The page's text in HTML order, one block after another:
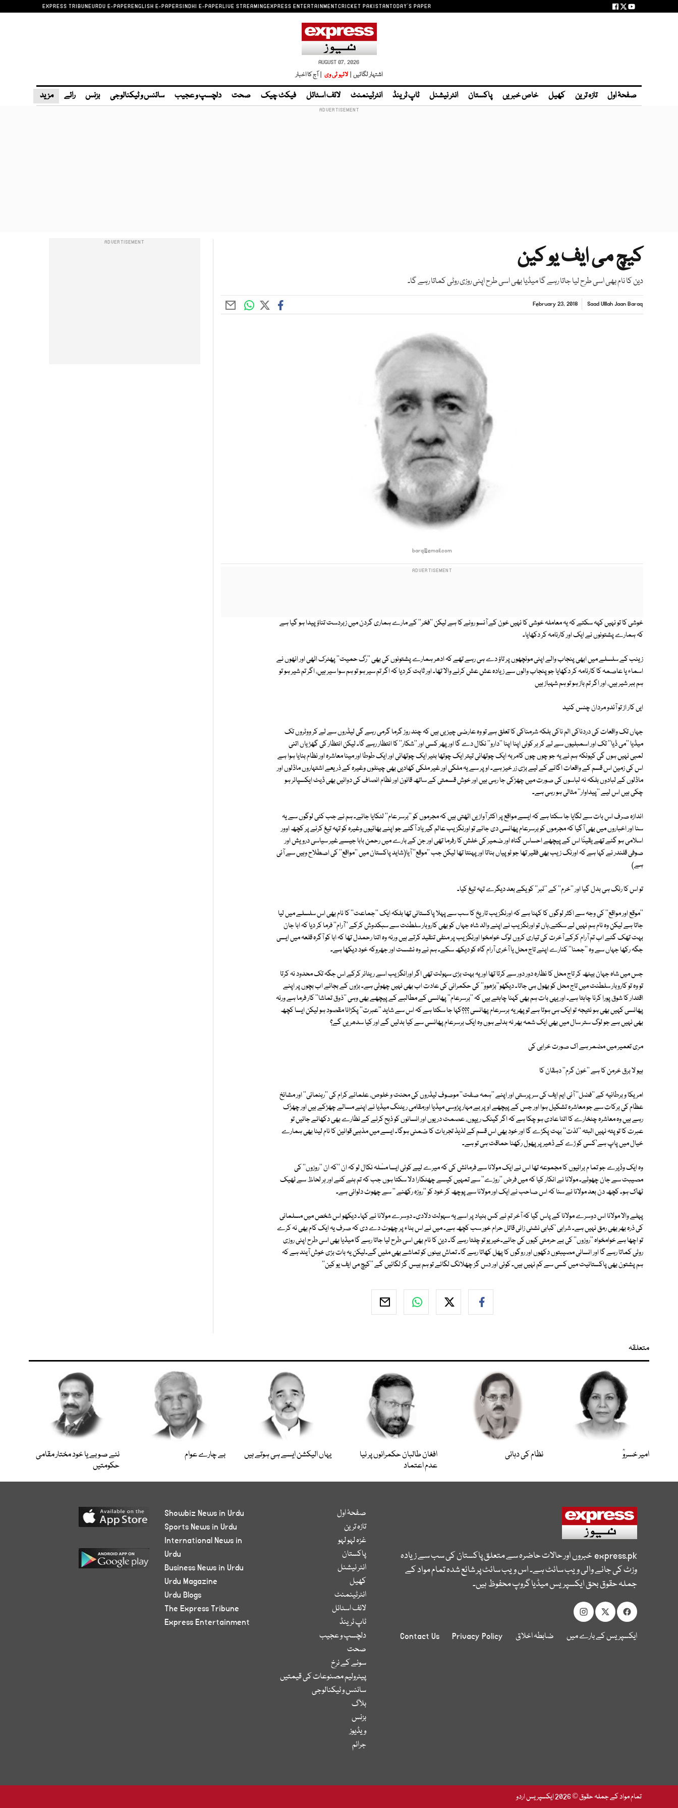
EXPRESS TRIBUNEURDU E-PAPERENGLISH E-PAPERSINDHI E-PAPERLIVE STREAMINGEXPRESS ENTERTAINMENTCRICKET PAKISTANTODAY'S PAPER
AUGUST 07, 2026
اشتہار لگائیں | لائیو ٹی وی | آج کا اخبار
صفحۂ اول تازہ ترین کھیل خاص خبریں پاکستان انٹر نیشنل ٹاپ ٹرینڈ انٹرٹینمنٹ لائف اسٹائل فیکٹ چیک صحت دلچسپ و عجیب سائنس و ٹیکنالوجی بزنس رائے مزید
کیچ می ایف یو کین
دین کا نام بھی اسی طرح لیا جاتا رہے گا میڈیا بھی اسی طرح اپنی روزی روٹی کماتا رہے گا۔
Saad Ulllah Jaan Baraq
February 23, 2018
barq@email.com
خوشی کا تو نہیں کہہ سکتے کہ یہ معاملہ خوشی کا نہیں خون کے آنسو رونے کا ہے لیکن ''فخر'' کے مارے ہماری گردن میں زبردست تناؤ پیدا ہو گیا ہے
کہ ہمارے پشتونوں نے ایک اور کارنامہ کر دکھایا۔
زینب کے سلسلے میں ابھی پنجاب والے اپنی مونچھوں پر تاؤ دے ہی رہے تھے کہ ادھر ہمارے پشتونوں کی بھی ''رگ حمیت'' پھٹرک اٹھی اور انھوں نے
اسماء یا عاصمہ کا کارنامہ کر دکھایا جو پنجاب والوں سے زیادہ عش عش کرنے والا تھا۔ اور ثابت کر دیا کہ اگر تم سیر ہو تو ہم سوا سیر ہیں، اگر تم شیر ہو تو
ہم ببر شیر ہیں، اور اگر تم باز ہو تو ہم شہباز ہیں
ایں کار از تو آئدو مردان چنس کنید
جہاں تک واقعات کی دردناکی الم ناکی بلکہ شرمناکی کا تعلق ہے تو وہ عارضی چیزیں ہیں کہ چند روز گرما گرمی رہے گی لیڈروں سے لے کر ووٹروں تک
میڈیا ''می ڈیا'' تک اور اسمبلیوں سے لے کر ہر کوئی اپنا اپنا ''دارو'' نکال دے گا اور پھر کسی اور ''شکار'' کا انتظار رہے گا۔ لیکن انتظار کی گھڑیاں اتنی
لمبی نہیں ہوں گی کیونکہ ہم نے یہ جو چوں چوں کامربہ ایک چوتھائی تیتر ایک چوتھا بٹیر ایک چوتھائی اور ایک طوطا اور مینا معاشرہ اور نظام بنایا ہوا ہے
اس کی زمین اس قسم کے واقعات اگانے کے لیے بڑی زر خیز ہے۔ اوپر سے یہ ملکی اور غیر ملکی کھادیں بھی چینلوں وغیرہ کے ذریعے اشتہاروں ماڈلوں اور
ماڈلوں کے لبادوں بلکہ نہ لباسوں کی صورت میں چھڑکی جا رہی ہیں اور خوش قسمتی کے ساتھ قانون اور نظام انصاف کی دوائیں بھی ڈیٹ ایکسپائر ہو
چکی ہیں اس لیے ''پیداوار'' مثالی ہو رہی ہے۔
اندازہ صرف اس بات سے لگایا جا سکتا ہے کہ ایسے مواقع پر اکثر آوازیں اٹھتی ہیں کہ مجرموں کو ''برسر عام'' لٹکایا جائے۔ ہم نے جب کئی لوگوں سے یہ
سنا اور اخباروں میں بھی آگیا کہ مجرموں کو برسرعام پھانسی دی جائے تو اورنگزیب عالم گیریاد آگئے جو اپنے بھائیوں وغیرہ کو تہہ تیغ کرنے پر کچھ اوور
اسلامی ہو گئے تھے یقینًا اس کے پیچھے احساس گناہ اور ضمیر کی خلش کا رفرما تھی اور جن کے بارے میں رحمن بابا جیسے غیر سیاسی درویش اور
صوفی قلندر نے کہا ہے کہ اورنگ زیب بھی فقیر تھا جو ٹوپیاں بناتا اور پہنتا تھا لیکن جب ''موقع'' آیا(شاید پاکستان میں ''مواقع'' کی اصطلاح وہیں سے آئی
ہے)
تو اس کا رنگ ہی بدل گیا اور ''خرم'' کے ''ٹبر'' کو یکے بعد دیگرے تہہ تیغ کیا۔
''موقع اور مواقع'' کی وجہ سے اکثر لوگوں کا کہنا ہے کہ اورنگزیب تاریخ کا سب سے پہلا پاکستانی تھا بلکہ ایک ''جماعت'' کا نام بھی اس سلسلے میں لیا
جاتا ہے لیکن وہ نام ہم نہیں لے سکتے،ہاں تو اورنگزیب نے اپنے والد شاہ جہاں کو بھی کاروبار سلطنت سے سبکدوش کرکے ''آرام'' فرما کر دیا کہ ابا جان
بہت تھک گئے اب تم آرام کرکے آخرت کی تیاری کروں لوگ خوامخوا اورنگزیب پر منفی تنقید کرتے ہیں ورنہ وہ اتنا رحمدل تھا کہ ابا کو آگرہ قلعہ میں ایسی
جگہ رکھا جہاں سے وہ ''جمنا'' کنارے اپنے تاج محل یا آخری آرام گاہ کو دیکھ سکے۔ ہم نے وہ نشست اور جھروکہ خود دیکھا ہے۔
جس میں شاہ جہان بیٹھ کر تاج محل کا نظارہ دور دور سے کرتا تھا اور یہ بہت بڑی سہولت تھی اگر اورانگزیب اسے ریٹائر کرکے اس جگہ تک محدود نہ کرتا
تو وہ تو کاروبار سلطنت میں تاج محل کو بھول ہی جاتا۔ دیکھو''بڑھوو'' کی حکمرانی کی عادت اب بھی نہیں چھوٹی ہے۔ بڑوں کے بجائے اب بچوں پر اپنے
اقتدار کا شوق پورا کرنا چاہتا ہے۔ اور یہی بات ہم بھی کہنا چاہتے ہیں کہ ''برسرعام'' پھانسی کے مطالبے کے پیچھے بھی وہی ''ذوق تماشا'' کار فرما ہے ورنہ
پھانسی کہیں بھی ہو نتیجہ تو ایک ہی ہوتا ہے تو پھر یہ برسرعام پھانسی ؟؟؟کہا جا سکتا ہے کہ اس سے شاید ''عبرت'' پکڑانا مقصود ہو لیکن ایسا کچھ
بھی نہیں ہے جو لوگ ستر سال میں بھی ایک شمہ بھر نہ بدلے ہوں وہ ایک برسرعام پھانسی سے کیا بدلیں گے اور کیا سدھر یں گے؟
مری تعمیر میں مضمر ہے اک صورت خرابی کی
ہیو لا برق خرمن کا ہے ''خون گرم'' دہقان کا
امریکا و برطانیہ کے ''فضل'' آئی ایم ایف کی سرپرستی اور اپنے ''ہمہ صفت'' موصوف لیڈروں کی محنت و خلوص، علمائے کرام کی ''رہنمائی'' اور مشائخ
عظام کی برکات سے جو معاشرہ تشکیل ہوا اور جس کے پیچھے اوپر بے مہارپڑوسی میڈیا اورمقامی ریٹنگ میڈیا نے اپنے مسالے چھڑکے ہیں اور چھڑک
رہے ہیں وہ معاشرہ چٹخارے کا اتنا عادی ہو چکا ہے کہ اگر گینگ ریپوں، عصمت دریوں اور انسانوں کو ذبح کرنے کے نظارے بھی دکھائے جائیں تو
عبرت کا تو پتہ نہیں البتہ ''لذت'' بہت پکڑے گا اور خود بھی اس قسم کے لذیذ تجربات کا ضمنی ہوگا۔ ایسے میں مذہبی قوانین کا نام لینا بھی ہمارے
خیال میں پاپ ہے'کسی کو ڑے کے ڈھیر پر پھول رکھنا حماقت ہی تو ہے۔
وہ ایک وڈیرے جو تما م برائیوں کا مجموعہ تھا اس نے ایک مولانا سے فرمائش کی کہ میرے لیے کوئی ایسا مسٔلہ نکال لو کہ ان ''کہ ان ''روزوں'' کی
مصیبت سے جان چھوٹے۔ مولانا نے انکار کیا کہ میں فرض ''روزے'' سے تمہیں کیسے چھٹکارا دلا سکتا ہوں جب کہ تم ہٹے کٹے اور ہر لحاظ سے ٹھیک
ٹھاک ہو۔ کچھ دن بعد مولانا نے سنا کہ اس صاحب نے ایک اور مولانا سے پوچھ کر خود کو ''روزہ رکھنے '' سے چھوٹ دلوائی ہے۔
پہلے والا مولانا اس دوسرے مولانا کے پاس گیا کہ آخر تم نے کس بنیاد پر اسے یہ سہولت دلادی۔ دوسرے مولانا نے کہا۔ دیکھو اس شخص میں مسلمانی
کی ذرہ بھر بھی رمق نہیں ہے۔ شرابی 'کبابی نشئی زانی قاتل حرام خور سب کچھ ہے۔ میں نے اس بناء پر چھوٹ دے دی کہ صرف یہ ایک کام بھی نہ کرے
تو اچھا ہے خوامخواہ ''روزوں'' کی بے حرمتی کیوں کی جائے۔خیر یو تو چلتا رہے گا۔ دین کا نام بھی اسی طرح لیا جاتا رہے گا میڈیا بھی اسی طرح اپنی روزی
روٹی کماتا رہے گا اور انسانی مصیبتوں دکھوں اور روگوں کا پھل کھاتا رہے گا۔ تماش بینوں کو تماشے بھی ملیں گے۔لیکن یہ بات بڑی خوش آیند ہے کہ
ہم پشتون بھی پاکستانیت میں کسی سے کم نہیں ہیں۔ کوئی اور دس گز چھلانگ لگائے تو ہم بیس گز لگائیں گے ''کیچ می ایف یو کین''
متعلقہ
امیر خسروؒ نظام کی دہائی
افغان طالبان حکمرانوں پر نیا
عدم اعتماد
یہاں الیکشن ایسے ہی ہوتے ہیں بے چارے عوام
نئے صوبے یا خود مختار مقامی
حکومتیں
express.pkخبروں اور حالات حاضرہ سے متعلق پاکستان کی سب سے زیادہ
وزٹ کی جانے والی ویب سائٹ ہے۔ اس ویب سائٹ پر شائع شدہ تمام مواد کے
جملہ حقوق بحق ایکسپریس میڈیا گروپ محفوظ ہیں۔
ایکسپریس کے بارے میں ضابطہ اخلاق Privacy Policy
Contact Us
صفحۂ اول
تازہ ترین
غزہ لہو لہو
پاکستان
انٹر نیشنل
کھیل
انٹرٹینمنٹ
لائف اسٹائل
ٹاپ ٹرینڈ
دلچسپ و عجیب
صحت
سونے کے نرخ
پیٹرولیم مصنوعات کی قیمتیں
سائنس و ٹیکنالوجی
بلاگ
بزنس
ویڈیوز
جرائم
Showbiz News in Urdu
Sports News in Urdu
International News in
Urdu
Business News in Urdu
Urdu Magazine
Urdu Blogs
The Express Tribune
Express Entertainment
تمام مواد کے جملہ حقوق © 2026 ایکسپریس اردو